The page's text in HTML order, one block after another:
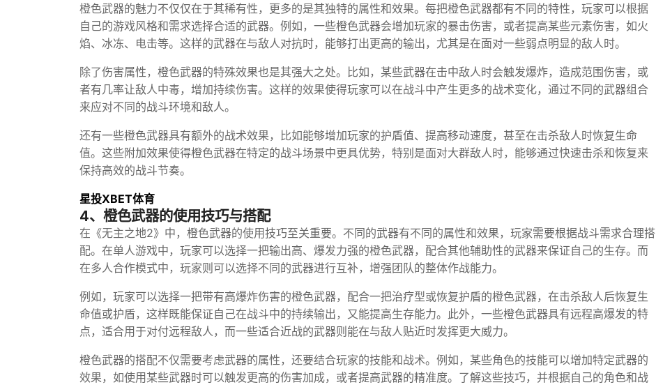
橙色武器的魅力不仅仅在于其稀有性，更多的是其独特的属性和效果。每把橙色武器都有不同的特性，玩家可以根据
自己的游戏风格和需求选择合适的武器。例如，一些橙色武器会增加玩家的暴击伤害，或者提高某些元素伤害，如火
焰、冰冻、电击等。这样的武器在与敌人对抗时，能够打出更高的输出，尤其是在面对一些弱点明显的敌人时。
除了伤害属性，橙色武器的特殊效果也是其强大之处。比如，某些武器在击中敌人时会触发爆炸，造成范围伤害，或
者有几率让敌人中毒，增加持续伤害。这样的效果使得玩家可以在战斗中产生更多的战术变化，通过不同的武器组合
来应对不同的战斗环境和敌人。
还有一些橙色武器具有额外的战术效果，比如能够增加玩家的护盾值、提高移动速度，甚至在击杀敌人时恢复生命
值。这些附加效果使得橙色武器在特定的战斗场景中更具优势，特别是面对大群敌人时，能够通过快速击杀和恢复来
保持高效的战斗节奏。
星投XBET体育
4、橙色武器的使用技巧与搭配
在《无主之地2》中，橙色武器的使用技巧至关重要。不同的武器有不同的属性和效果，玩家需要根据战斗需求合理搭
配。在单人游戏中，玩家可以选择一把输出高、爆发力强的橙色武器，配合其他辅助性的武器来保证自己的生存。而
在多人合作模式中，玩家则可以选择不同的武器进行互补，增强团队的整体作战能力。
例如，玩家可以选择一把带有高爆炸伤害的橙色武器，配合一把治疗型或恢复护盾的橙色武器，在击杀敌人后恢复生
命值或护盾，这样既能保证自己在战斗中的持续输出，又能提高生存能力。此外，一些橙色武器具有远程高爆发的特
点，适合用于对付远程敌人，而一些适合近战的武器则能在与敌人贴近时发挥更大威力。
橙色武器的搭配不仅需要考虑武器的属性，还要结合玩家的技能和战术。例如，某些角色的技能可以增加特定武器的
效果，如使用某些武器时可以触发更高的伤害加成，或者提高武器的精准度。了解这些技巧，并根据自己的角色和战